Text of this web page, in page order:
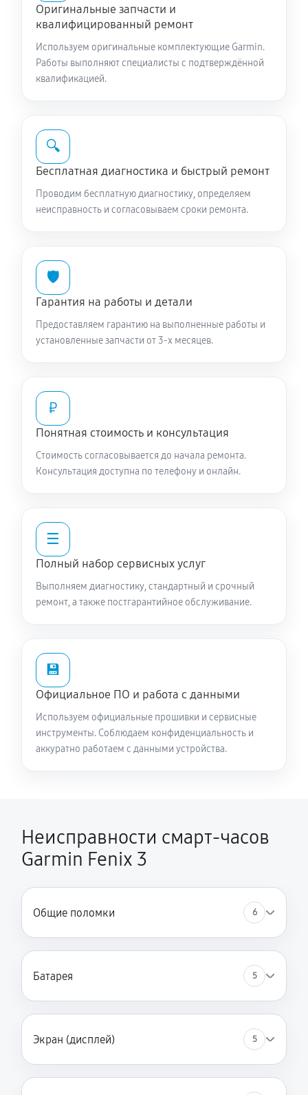
Оригинальные запчасти и
квалифицированный ремонт
Используем оригинальные комплектующие Garmin.
Работы выполняют специалисты с подтверждённой
квалификацией.
🔍
Бесплатная диагностика и быстрый ремонт
Проводим бесплатную диагностику, определяем
неисправность и согласовываем сроки ремонта.
🛡️
Гарантия на работы и детали
Предоставляем гарантию на выполненные работы и
установленные запчасти от 3-х месяцев.
₽
Понятная стоимость и консультация
Стоимость согласовывается до начала ремонта.
Консультация доступна по телефону и онлайн.
☰
Полный набор сервисных услуг
Выполняем диагностику, стандартный и срочный
ремонт, а также постгарантийное обслуживание.
💾
Официальное ПО и работа с данными
Используем официальные прошивки и сервисные
инструменты. Соблюдаем конфиденциальность и
аккуратно работаем с данными устройства.
Неисправности смарт-часов
Garmin Fenix 3
Общие поломки 6
Батарея 5
Экран (дисплей) 5